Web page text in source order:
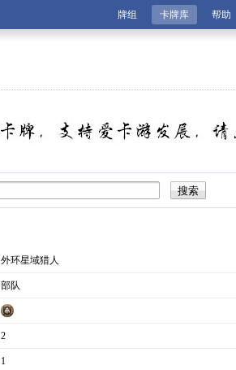
帮助
卡牌库
牌组
外环星域猎人
部队
2
1